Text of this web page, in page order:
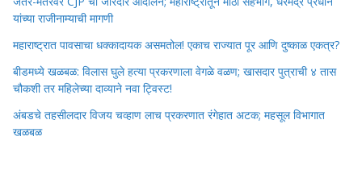
यांच्या राजीनाम्याची मागणी
महाराष्ट्रात पावसाचा धक्कादायक असमतोल! एकाच राज्यात पूर आणि दुष्काळ एकत्र?
बीडमध्ये खळबळ: विलास घुले हत्या प्रकरणाला वेगळे वळण; खासदार पुत्राची ४ तास
चौकशी तर महिलेच्या दाव्याने नवा ट्विस्ट!
अंबडचे तहसीलदार विजय चव्हाण लाच प्रकरणात रंगेहात अटक; महसूल विभागात
खळबळ